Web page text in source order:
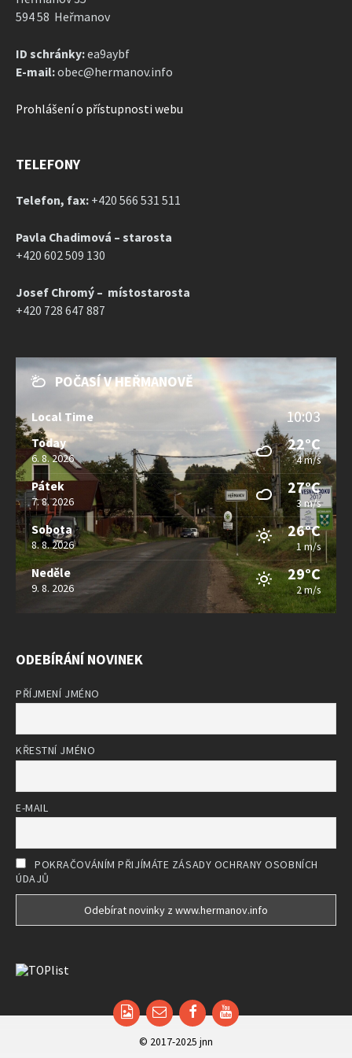
594 58 Heřmanov
ID schránky:ea9aybf
E-mail:obec@hermanov.info
Prohlášení o přístupnosti webu
TELEFONY
Telefon, fax: +420 566 531 511
Pavla Chadimová – starosta
+420 602 509 130
Josef Chromý – místostarosta
+420 728 647 887
POČASÍ V HEŘMANOVĚ
Local Time 10:03
Today
6. 8. 2026
22°C
4 m/s
Pátek
7. 8. 2026
27°C
3 m/s
Sobota
8. 8. 2026
26°C
1 m/s
Neděle
9. 8. 2026
29°C
2 m/s
ODEBÍRÁNÍ NOVINEK
PŘÍJMENÍ JMÉNO
KŘESTNÍ JMÉNO
E-MAIL
POKRAČOVÁNÍM PŘIJÍMÁTE ZÁSADY OCHRANY OSOBNÍCH
ÚDAJŮ
EmailFacebookYouTube
© 2017-2025 jnn